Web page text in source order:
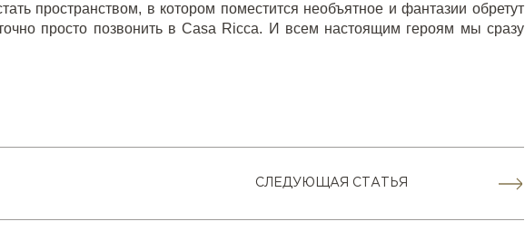
пространством, в котором поместится необъятное и фантазии обретут
просто позвонить в Casa Ricca. И всем настоящим героям мы сразу
СЛЕДУЮЩАЯ СТАТЬЯ